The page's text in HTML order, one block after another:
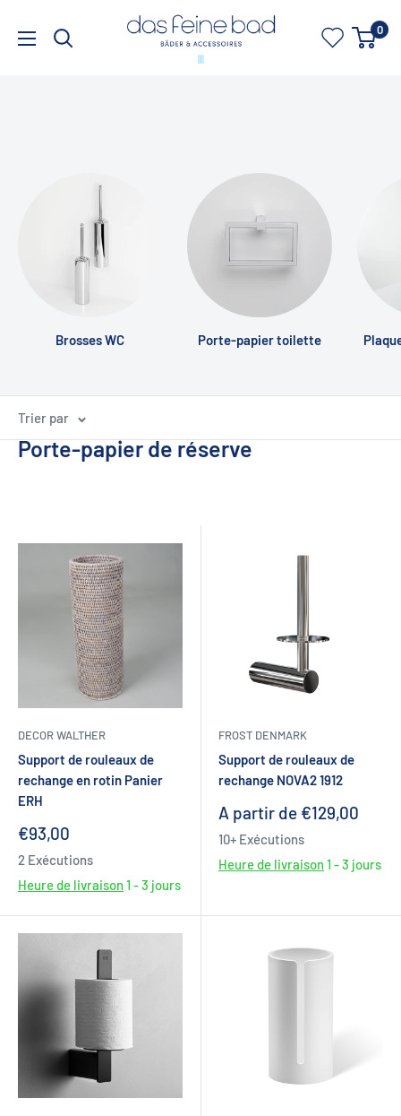
dasfeinebad 0
Brosses WC Porte-papier toilette
Porte-papier de réserve
Trier par
DECOR WALTHER
Support de rouleaux de
rechange en rotin Panier
ERH
Prix
€93,00
2 Exécutions
Heure de livraison1 - 3 jours
FROST DENMARK
Support de rouleaux de
rechange NOVA2 1912
Prix
réduit
A partir de €129,00
10+ Exécutions
Heure de livraison1 - 3 jours